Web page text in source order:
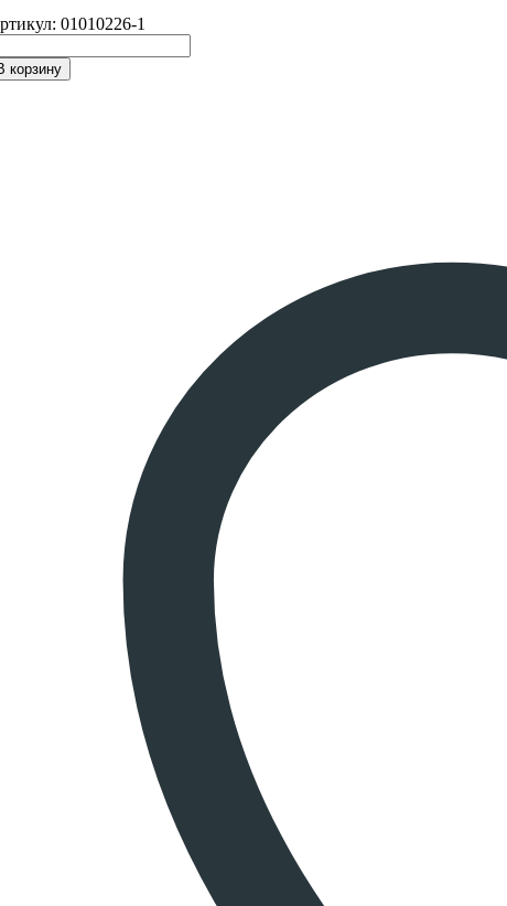
01010226-1
корзину